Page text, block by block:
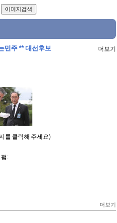
민주 ** 대선후보 더보기
를 클릭해 주세요)
펌:
더보기